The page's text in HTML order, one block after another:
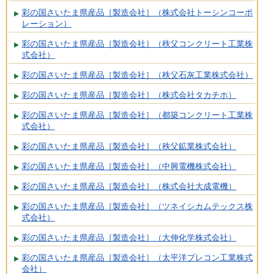
彩の国さいたま県産品［製造会社］（株式会社トーシンコーポ
レーション）
彩の国さいたま県産品［製造会社］（秩父コンクリート工業株
式会社）
彩の国さいたま県産品［製造会社］（秩父石灰工業株式会社）
彩の国さいたま県産品［製造会社］（株式会社タカチホ）
彩の国さいたま県産品［製造会社］（都築コンクリート工業株
式会社）
彩の国さいたま県産品［製造会社］（秩父鉱業株式会社）
彩の国さいたま県産品［製造会社］（中興電機株式会社）
彩の国さいたま県産品［製造会社］（株式会社大成電機）
彩の国さいたま県産品［製造会社］（ツネイシカムテックス株
式会社）
彩の国さいたま県産品［製造会社］（大伸化学株式会社）
彩の国さいたま県産品［製造会社］（太平洋プレコン工業株式
会社）